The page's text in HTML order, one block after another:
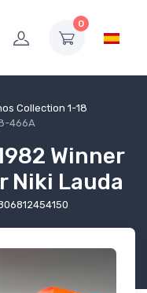
0
Collection 1-18
466A
Winner
Niki Lauda